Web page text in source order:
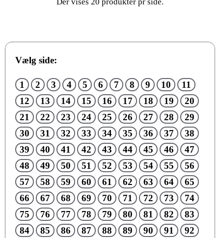
Vælg side:
1 2 3 4 5 6 7 8 9 10
11
12
13 14 15 16 17 18 19
20
21
22 23 24 25 26 27 28
29
30
31 32 33 34 35 36 37
38
39
40 41 42 43 44 45 46
47
48
49 50 51 52 53 54 55
56
57
58 59 60 61 62 63 64
65
66
67 68 69 70 71 72 73
74
75
76 77 78 79 80 81 82
83
84
85 86 87 88 89 90 91
92